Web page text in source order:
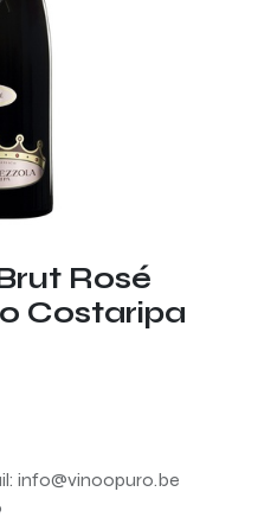
Rosé
Costaripa
info@vinoopuro.be